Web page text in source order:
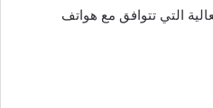
التي تتوافق مع هواتف